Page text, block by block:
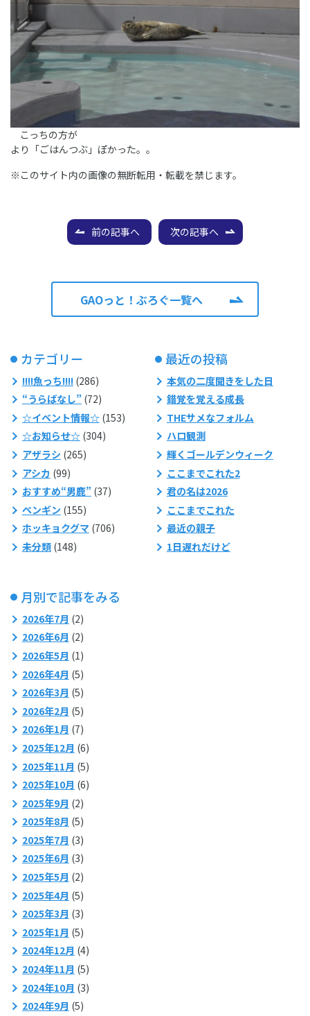
こっちの方が
より「ごはんつぶ」ぽかった。。
※このサイト内の画像の無断転用・転載を禁じます。
前の記事へ 次の記事へ
GAOっと！ぶろぐ一覧へ
カテゴリー
!!!!魚っち!!!!(286)
“うらばなし”(72)
☆イベント情報☆(153)
☆お知らせ☆(304)
アザラシ (265)
アシカ (99)
おすすめ“男鹿”(37)
ペンギン (155)
ホッキョクグマ (706)
未分類(148)
最近の投稿
本気の二度聞きをした日
錯覚を覚える成長
THEサメなフォルム
ハロ観測
輝くゴールデンウィーク
ここまでこれた2
君の名は2026
ここまでこれた
最近の親子
1日遅れだけど
月別で記事をみる
2026年7月 (2)
2026年6月 (2)
2026年5月 (1)
2026年4月 (5)
2026年3月 (5)
2026年2月 (5)
2026年1月 (7)
2025年12月 (6)
2025年11月 (5)
2025年10月 (6)
2025年9月 (2)
2025年8月 (5)
2025年7月 (3)
2025年6月 (3)
2025年5月 (2)
2025年4月 (5)
2025年3月 (3)
2025年1月 (5)
2024年12月 (4)
2024年11月 (5)
2024年10月 (3)
2024年9月 (5)